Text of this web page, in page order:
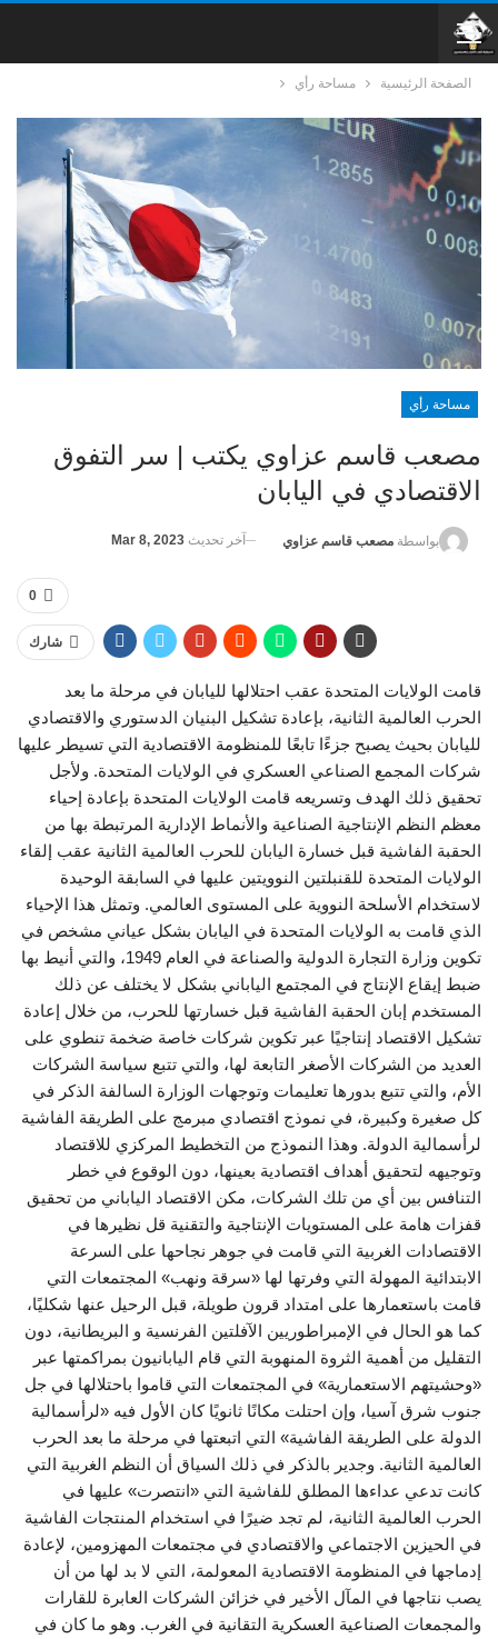
الصفحة الرئيسية مساحة رأي
مساحة رأي
مصعب قاسم عزاوي يكتب | سر التفوق
الاقتصادي في اليابان
بواسطة مصعب قاسم عزاوي آخر تحديث Mar 8, 2023
0
شارك
قامت الولايات المتحدة عقب احتلالها لليابان في مرحلة ما بعد
الحرب العالمية الثانية، بإعادة تشكيل البنيان الدستوري والاقتصادي
لليابان بحيث يصبح جزءًا تابعًا للمنظومة الاقتصادية التي تسيطر عليها
شركات المجمع الصناعي العسكري في الولايات المتحدة. ولأجل
تحقيق ذلك الهدف وتسريعه قامت الولايات المتحدة بإعادة إحياء
معظم النظم الإنتاجية الصناعية والأنماط الإدارية المرتبطة بها من
الحقبة الفاشية قبل خسارة اليابان للحرب العالمية الثانية عقب إلقاء
الولايات المتحدة للقنبلتين النوويتين عليها في السابقة الوحيدة
لاستخدام الأسلحة النووية على المستوى العالمي. وتمثل هذا الإحياء
الذي قامت به الولايات المتحدة في اليابان بشكل عياني مشخص في
تكوين وزارة التجارة الدولية والصناعة في العام 1949، والتي أنيط بها
ضبط إيقاع الإنتاج في المجتمع الياباني بشكل لا يختلف عن ذلك
المستخدم إبان الحقبة الفاشية قبل خسارتها للحرب، من خلال إعادة
تشكيل الاقتصاد إنتاجيًا عبر تكوين شركات خاصة ضخمة تنطوي على
العديد من الشركات الأصغر التابعة لها، والتي تتبع سياسة الشركات
الأم، والتي تتبع بدورها تعليمات وتوجهات الوزارة السالفة الذكر في
كل صغيرة وكبيرة، في نموذج اقتصادي مبرمج على الطريقة الفاشية
لرأسمالية الدولة. وهذا النموذج من التخطيط المركزي للاقتصاد
وتوجيهه لتحقيق أهداف اقتصادية بعينها، دون الوقوع في خطر
التنافس بين أي من تلك الشركات، مكن الاقتصاد الياباني من تحقيق
قفزات هامة على المستويات الإنتاجية والتقنية قل نظيرها في
الاقتصادات الغربية التي قامت في جوهر نجاحها على السرعة
الابتدائية المهولة التي وفرتها لها «سرقة ونهب» المجتمعات التي
قامت باستعمارها على امتداد قرون طويلة، قبل الرحيل عنها شكليًا،
كما هو الحال في الإمبراطوريين الآفلتين الفرنسية و البريطانية، دون
التقليل من أهمية الثروة المنهوبة التي قام اليابانيون بمراكمتها عبر
«وحشيتهم الاستعمارية» في المجتمعات التي قاموا باحتلالها في جل
جنوب شرق آسيا، وإن احتلت مكانًا ثانويًا كان الأول فيه «لرأسمالية
الدولة على الطريقة الفاشية» التي اتبعتها في مرحلة ما بعد الحرب
العالمية الثانية. وجدير بالذكر في ذلك السياق أن النظم الغربية التي
كانت تدعي عداءها المطلق للفاشية التي «انتصرت» عليها في
الحرب العالمية الثانية، لم تجد ضيرًا في استخدام المنتجات الفاشية
في الحيزين الاجتماعي والاقتصادي في مجتمعات المهزومين، لإعادة
إدماجها في المنظومة الاقتصادية المعولمة، التي لا بد لها من أن
يصب نتاجها في المآل الأخير في خزائن الشركات العابرة للقارات
والمجمعات الصناعية العسكرية التقانية في الغرب. وهو ما كان في